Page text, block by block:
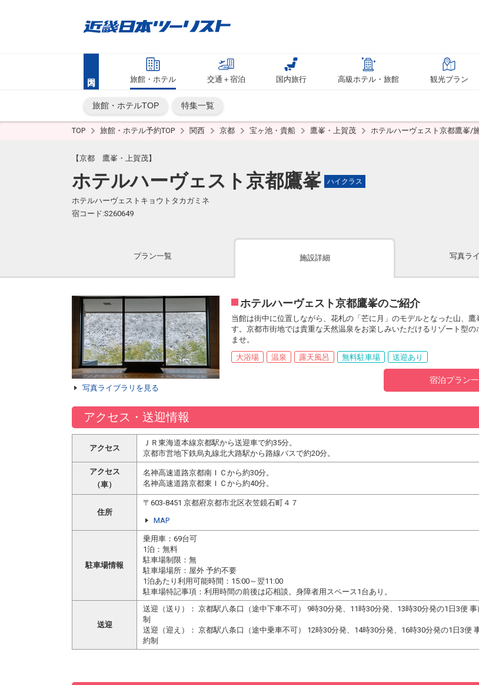
旅館・ホテル 交通＋宿泊 国内旅行 高級ホテル・旅館 観光プラン
旅館・ホテルTOP 特集一覧
TOP 旅館・ホテル予約TOP 関西 京都 宝ヶ池・貴船 鷹峯・上賀茂 ホテルハーヴェスト京都鷹峯/
【京都 鷹峯・上賀茂】
ホテルハーヴェスト京都鷹峯 ハイクラス
ホテルハーヴェストキョウトタカガミネ
宿コード:S260649
プラン一覧 施設詳細 写真ラ
写真ライブラリを見る
ホテルハーヴェスト京都鷹峯のご紹介
当館は街中に位置しながら、花札の「芒に月」のモデルとなった山、
す。京都市街地では貴重な天然温泉をお楽しみいただけるリゾート型
ませ。
大浴場
温泉 露天風呂 無料駐車場 送迎あり
宿泊プラン
アクセス・送迎情報
アクセス
ＪＲ東海道本線京都駅から送迎車で約35分。
京都市営地下鉄烏丸線北大路駅から路線バスで約20分。
アクセス
（車）
名神高速道路京都南ＩＣから約30分。
名神高速道路京都東ＩＣから約40分。
住所
〒603-8451 京都府京都市北区衣笠鏡石町４７
MAP
駐車場情報
乗用車：69台可
1泊：無料
駐車場制限：無
駐車場場所：屋外 予約不要
1泊あたり利用可能時間：15:00～翌11:00
駐車場特記事項：利用時間の前後は応相談。身障者用スペース1台あり。
送迎
送迎（送り）： 京都駅八条口（途中下車不可） 9時30分発、11時30分発、13時30分発の1日3便
制
送迎（迎え）： 京都駅八条口（途中乗車不可） 12時30分発、14時30分発、16時30分発の1日3
約制